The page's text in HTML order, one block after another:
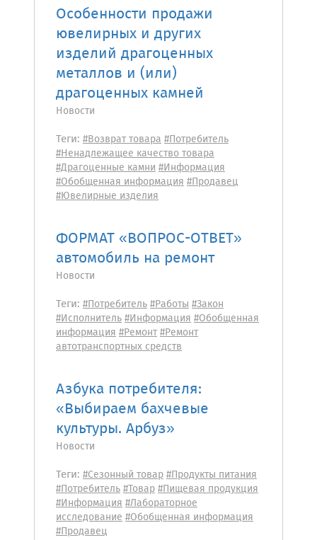
Особенности продажи
ювелирных и других
изделий драгоценных
металлов и (или)
драгоценных камней
Новости
Теги: #Возврат товара#Потребитель
#Ненадлежащее качество товара
#Драгоценные камни#Информация
#Обобщенная информация#Продавец
#Ювелирные изделия
ФОРМАТ «ВОПРОС-ОТВЕТ»
автомобиль на ремонт
Новости
Теги: #Потребитель#Работы#Закон
#Исполнитель#Информация#Обобщенная
информация#Ремонт#Ремонт
автотранспортных средств
Азбука потребителя:
«Выбираем бахчевые
культуры. Арбуз»
Новости
Теги: #Сезонный товар#Продукты питания
#Потребитель#Товар#Пищевая продукция
#Информация#Лабораторное
исследование#Обобщенная информация
#Продавец